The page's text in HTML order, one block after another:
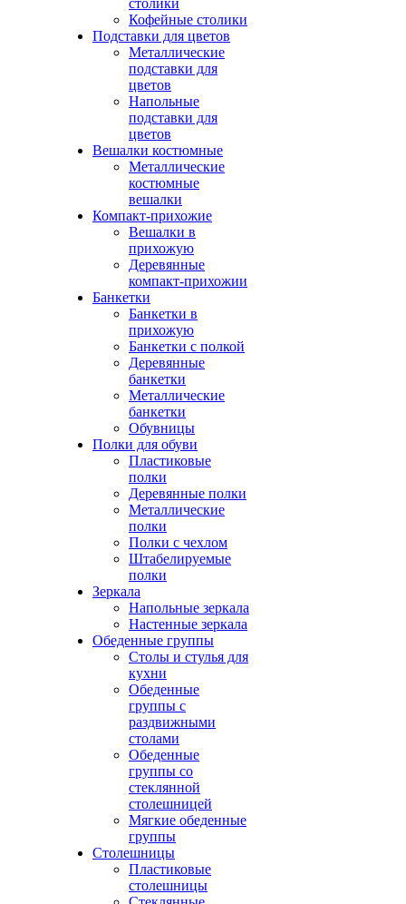
столики
Кофейные столики
Подставки для цветов
Металлические
подставки для
цветов
Напольные
подставки для
цветов
Вешалки костюмные
Металлические
костюмные
вешалки
Компакт-прихожие
Вешалки в
прихожую
Деревянные
компакт-прихожии
Банкетки
Банкетки в
прихожую
Банкетки с полкой
Деревянные
банкетки
Металлические
банкетки
Обувницы
Полки для обуви
Пластиковые
полки
Деревянные полки
Металлические
полки
Полки с чехлом
Штабелируемые
полки
Зеркала
Напольные зеркала
Настенные зеркала
Обеденные группы
Столы и стулья для
кухни
Обеденные
группы с
раздвижными
столами
Обеденные
группы со
стеклянной
столешницей
Мягкие обеденные
группы
Столешницы
Пластиковые
столешницы